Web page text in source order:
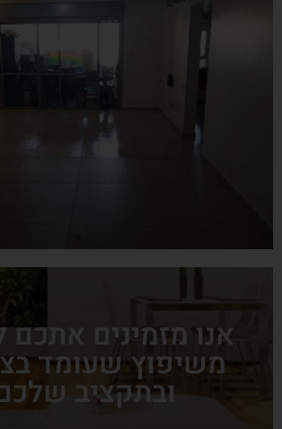
אנו מזמינים אתכם
משיפוץ שעומד
ובתקציב